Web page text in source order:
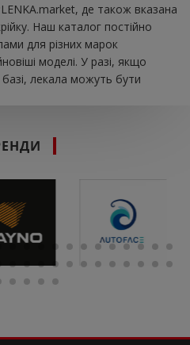
де також вказана
Наш каталог постійно
для різних марок
моделі. У разі, якщо
лекала можуть бути